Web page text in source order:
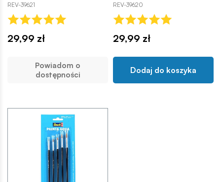
REV-39621
29,99 zł
Powiadom o
dostępności
REV-39620
29,99 zł
Dodaj do koszyka